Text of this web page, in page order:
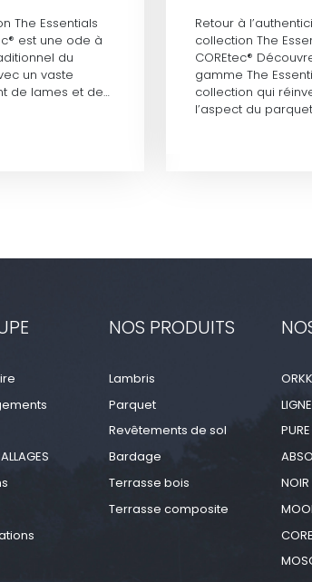
The Essentials
est une ode à
du
un vaste
de lames et de…
Retour à
collection The
COREtec®
gamme The
collection qui
l’aspect du
NOS PRODUITS
Lambris
Parquet
Revêtements de sol
Bardage
Terrasse bois
Terrasse composite